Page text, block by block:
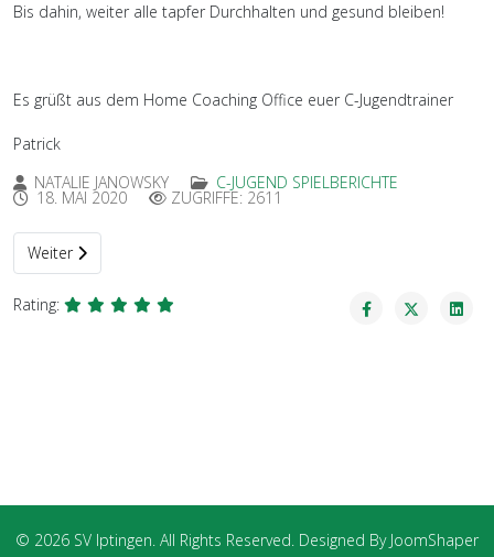
Bis dahin, weiter alle tapfer Durchhalten und gesund bleiben!
Es grüßt aus dem Home Coaching Office euer C-Jugendtrainer
Patrick
NATALIE JANOWSKY
C-JUGEND SPIELBERICHTE
18. MAI 2020 ZUGRIFFE: 2611
Nächster Beitrag: C-Jugend Spielbericht vom Eichwaldcup in
Weiter
Rating:
© 2026 SV Iptingen. All Rights Reserved. Designed By JoomShaper